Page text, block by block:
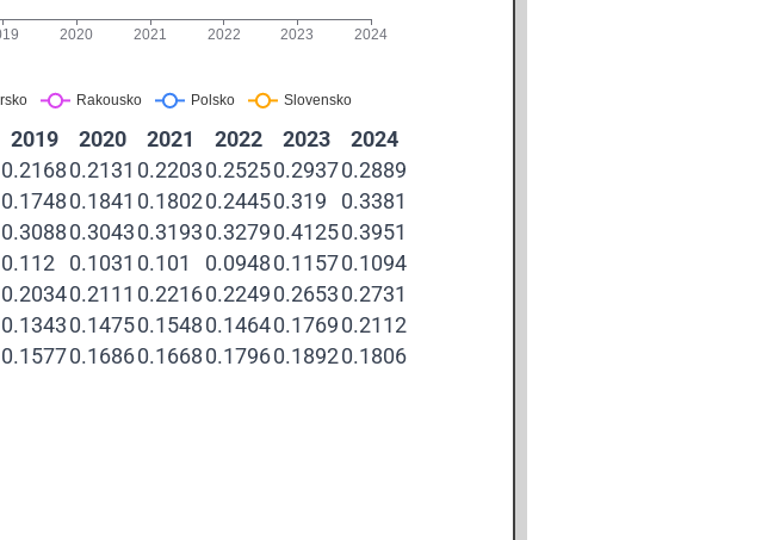
2019 2020 2021 2022 2023
2024
0.21680.2131 0.22030.25250.29370.2889
0.17480.1841 0.18020.24450.319
0.3381
0.30880.30430.31930.32790.41250.3951
0.112 0.1031 0.101 0.09480.11570.1094
0.20340.2111 0.22160.22490.26530.2731
0.13430.14750.15480.14640.17690.2112
0.15770.16860.16680.17960.18920.1806